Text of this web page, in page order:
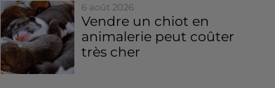
6 août 2026
Vendre un chiot en
animalerie peut coûter
très cher